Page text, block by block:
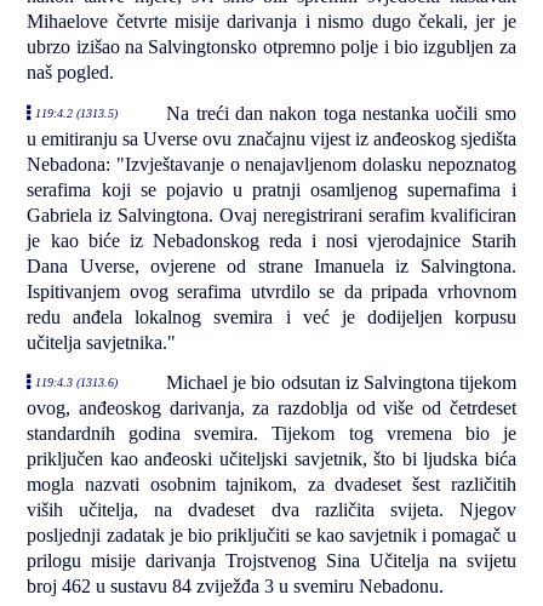
Mihaelove četvrte misije darivanja i nismo dugo čekali, jer je
ubrzo izišao na Salvingtonsko otpremno polje i bio izgubljen za
naš pogled.
119:4.2 (1313.5)
Na treći dan nakon toga nestanka uočili smo
u emitiranju sa Uverse ovu značajnu vijest iz anđeoskog sjedišta
Nebadona: "Izvještavanje o nenajavljenom dolasku nepoznatog
serafima koji se pojavio u pratnji osamljenog supernafima i
Gabriela iz Salvingtona. Ovaj neregistrirani serafim kvalificiran
je kao biće iz Nebadonskog reda i nosi vjerodajnice Starih
Dana Uverse, ovjerene od strane Imanuela iz Salvingtona.
Ispitivanjem ovog serafima utvrdilo se da pripada vrhovnom
redu anđela lokalnog svemira i već je dodijeljen korpusu
učitelja savjetnika."
119:4.3 (1313.6)
Michael je bio odsutan iz Salvingtona tijekom
ovog, anđeoskog darivanja, za razdoblja od više od četrdeset
standardnih godina svemira. Tijekom tog vremena bio je
priključen kao anđeoski učiteljski savjetnik, što bi ljudska bića
mogla nazvati osobnim tajnikom, za dvadeset šest različitih
viših učitelja, na dvadeset dva različita svijeta. Njegov
posljednji zadatak je bio priključiti se kao savjetnik i pomagač u
prilogu misije darivanja Trojstvenog Sina Učitelja na svijetu
broj 462 u sustavu 84 zviježđa 3 u svemiru Nebadonu.